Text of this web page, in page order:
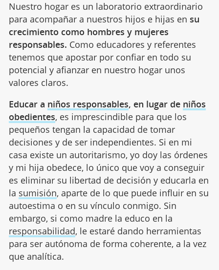
Nuestro hogar es un laboratorio extraordinario
para acompañar a nuestros hijos e hijas en su
crecimiento como hombres y mujeres
responsables. Como educadores y referentes
tenemos que apostar por confiar en todo su
potencial y afianzar en nuestro hogar unos
valores claros.
Educar a niños responsables, en lugar de niños
obedientes, es imprescindible para que los
pequeños tengan la capacidad de tomar
decisiones y de ser independientes. Si en mi
casa existe un autoritarismo, yo doy las órdenes
y mi hija obedece, lo único que voy a conseguir
es eliminar su libertad de decisión y educarla en
la sumisión, aparte de lo que puede influir en su
autoestima o en su vínculo conmigo. Sin
embargo, si como madre la educo en la
responsabilidad, le estaré dando herramientas
para ser autónoma de forma coherente, a la vez
que analítica.